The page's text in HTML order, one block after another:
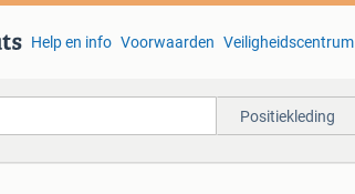
Help en info Voorwaarden Veiligheidscentrum
Positiekleding